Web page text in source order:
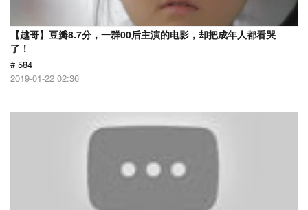
【越哥】豆瓣8.7分，一群00后主演的电影，却把成年人都看哭
了！
# 584
2019-01-22 02:36